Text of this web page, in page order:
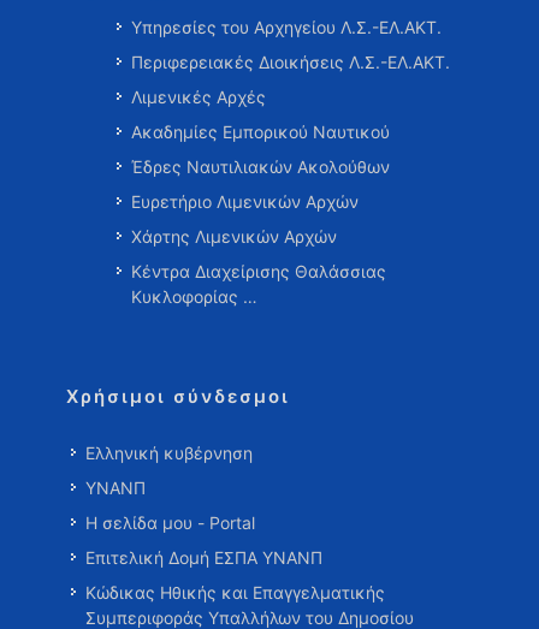
Υπηρεσίες του Αρχηγείου Λ.Σ.-ΕΛ.ΑΚΤ.
Περιφερειακές Διοικήσεις Λ.Σ.-ΕΛ.ΑΚΤ.
Λιμενικές Αρχές
Ακαδημίες Εμπορικού Ναυτικού
Έδρες Ναυτιλιακών Ακολούθων
Ευρετήριο Λιμενικών Αρχών
Χάρτης Λιμενικών Αρχών
Κέντρα Διαχείρισης Θαλάσσιας
Κυκλοφορίας …
Χρήσιμοι σύνδεσμοι
Ελληνική κυβέρνηση
ΥΝΑΝΠ
Η σελίδα μου - Portal
Επιτελική Δομή ΕΣΠΑ ΥΝΑΝΠ
Κώδικας Ηθικής και Επαγγελματικής
Συμπεριφοράς Υπαλλήλων του Δημοσίου